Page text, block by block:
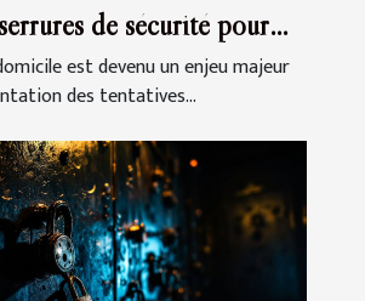
de sécurité pour
est devenu un enjeu majeur
des tentatives...